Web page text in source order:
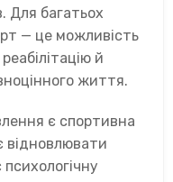
Для багатьох
— це можливість
й
життя.
є спортивна
відновлювати